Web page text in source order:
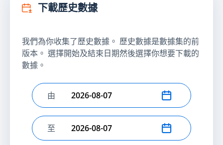
下載歷史數據
我們為你收集了歷史數據。 歷史數據是數據集的前
版本。 選擇開始及結束日期然後選擇你想要下載的
數據。
選擇開始日期
由
選擇結束日期
至